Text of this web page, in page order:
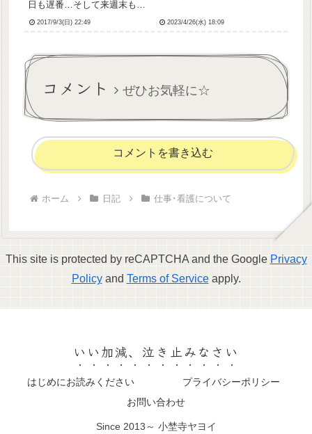
日も遅番…そして来週末もと
か、なかなか気乗りしないか
ど。明日は休みの深夜入り。
今度は准看さんとのペアだか
ら緊張す...
2017/9/3(日) 22:49
棟ほどではないにせよ対象者
仕事は対象者も少なめで時間
2023/4/26(水) 18:09
コメント ぜひお気軽に☆
コメントを書き込む
ホーム 日記 仕事･看護について
This site is protected by reCAPTCHA and the Google Privacy
Policyand Terms of Serviceapply.
いい加減、泣き止みなさい
はじめにお読みください
プライバシーポリシー
お問い合わせ
Since 2013～ 小埜寺ヤヨイ